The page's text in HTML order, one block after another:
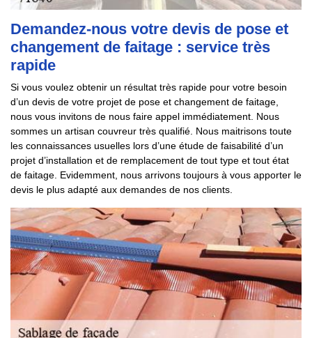
Demandez-nous votre devis de pose et
changement de faitage : service très
rapide
Si vous voulez obtenir un résultat très rapide pour votre besoin
d’un devis de votre projet de pose et changement de faitage,
nous vous invitons de nous faire appel immédiatement. Nous
sommes un artisan couvreur très qualifié. Nous maitrisons toute
les connaissances usuelles lors d’une étude de faisabilité d’un
projet d’installation et de remplacement de tout type et tout état
de faitage. Evidemment, nous arrivons toujours à vous apporter le
devis le plus adapté aux demandes de nos clients.